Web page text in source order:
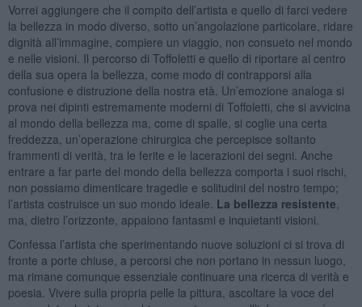
Vorrei aggiungere che il compito dell’artista e quello di farci vedere
la bellezza in modo diverso, sotto un’angolazione particolare, ridare
dignità all’immagine, compiere un viaggio, non consueto nel mondo
e nelle visioni. Il percorso di Toffoletti e quello di riportare al centro
della sua opera la bellezza, come modo di contrapporsi alla
confusione e distruzione della nostra età. Un’emozione analoga si
prova nei dipinti estremamente moderni di Toffoletti, che si avvicina
al mondo della bellezza ma, come di spalle, si coglie una certa
freddezza, un’operazione chirurgica che percepisce soltanto
frammenti di verità, tra le ferite e le lacerazioni dei segni. Anche
entrare a far parte del mondo della bellezza comporta i suoi rischi,
non possiamo dimenticare tragedie e solitudini del nostro tempo;
l’artista costruisce un suo mondo ideale. La bellezza resistente
ma, dietro l’orizzonte, appaiono fantasmi e inquietanti visioni.
Confessa l’artista che sperimentando nuove soluzioni ci si trova di
fronte a porte chiuse, a percorsi che non portano in nessun luogo,
ma rimane comunque essenziale continuare una ricerca di verità e
poesia. Vivere sulla propria pelle la pittura, ascoltare la voce del